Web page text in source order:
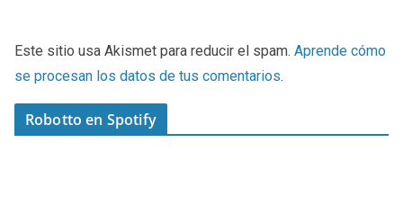
Este sitio usa Akismet para reducir el spam. Aprende cómo
se procesan los datos de tus comentarios.
Robotto en Spotify